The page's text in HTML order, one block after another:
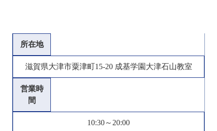
所在地
滋賀県大津市粟津町15-20 成基学園大津石山教室
営業時
間
10:30～20:00